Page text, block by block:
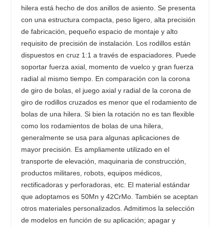
hilera está hecho de dos anillos de asiento. Se presenta
con una estructura compacta, peso ligero, alta precisión
de fabricación, pequeño espacio de montaje y alto
requisito de precisión de instalación. Los rodillos están
dispuestos en cruz 1:1 a través de espaciadores. Puede
soportar fuerza axial, momento de vuelco y gran fuerza
radial al mismo tiempo. En comparación con la corona
de giro de bolas, el juego axial y radial de la corona de
giro de rodillos cruzados es menor que el rodamiento de
bolas de una hilera. Si bien la rotación no es tan flexible
como los rodamientos de bolas de una hilera,
generalmente se usa para algunas aplicaciones de
mayor precisión. Es ampliamente utilizado en el
transporte de elevación, maquinaria de construcción,
productos militares, robots, equipos médicos,
rectificadoras y perforadoras, etc. El material estándar
que adoptamos es 50Mn y 42CrMo. También se aceptan
otros materiales personalizados. Admitimos la selección
de modelos en función de su aplicación; apagar y